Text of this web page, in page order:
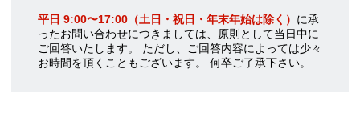
平日 9:00〜17:00（土日・祝日・年末年始は除く） に承
ったお問い合わせにつきましては、原則として当日中に
ご回答いたします。 ただし、ご回答内容によっては少々
お時間を頂くこともございます。 何卒ご了承下さい。